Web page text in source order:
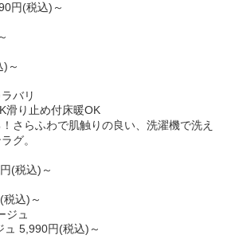
円(税込)～
～
滑り止め付床暖OK
さらふわで肌触りの良い、洗濯機で洗え
グ。
(税込)～
込)～
5,990円(税込)～